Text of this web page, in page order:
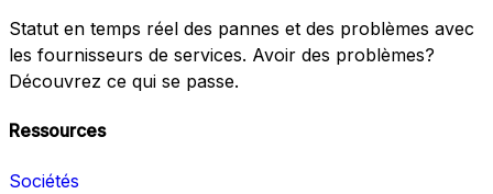
Statut en temps réel des pannes et des problèmes avec
les fournisseurs de services. Avoir des problèmes?
Découvrez ce qui se passe.
Ressources
Sociétés